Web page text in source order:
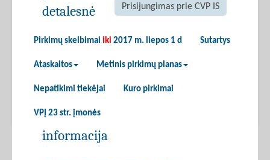
Prisijungimas prie CVP IS
Pirkimų skelbimai iki 2017 m. liepos 1 d Sutartys
Ataskaitos Metinis pirkimų planas
Nepatikimi tiekėjai Kuro pirkimai
VPĮ 23 str. įmonės
detalesnė
informacija